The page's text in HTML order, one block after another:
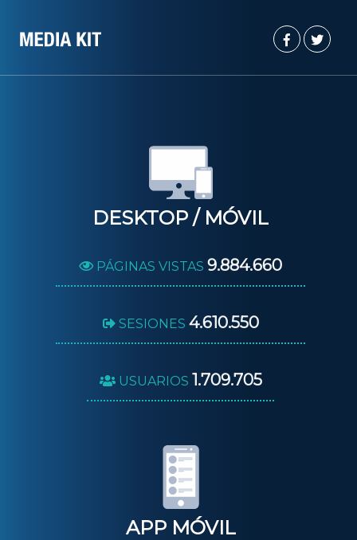
DESKTOP / MÓVIL
PÁGINAS VISTAS 9.884.660
SESIONES 4.610.550
USUARIOS 1.709.705
APP MÓVIL